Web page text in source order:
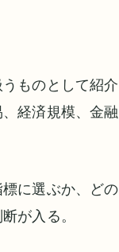
ものとして紹介
経済規模、金融
に選ぶか、どの
が入る。